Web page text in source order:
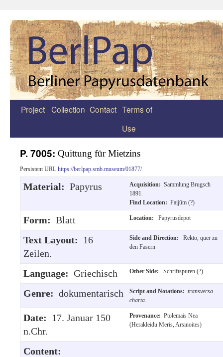
Zum
Project Collection Contact Terms of
Use
P. 7005: Quittung für Mietzins
Persistent URL https://berlpap.smb.museum/01877/
Material: Papyrus Acquisition: Sammlung Brugsch
1891.
Find Location: Faijûm (?)
Form: Blatt Location: Papyrusdepot
Text Layout: 16
Zeilen.
Side and Direction:
Rekto, quer zu
den Fasern
Language: Griechisch Other Side: Schriftspuren (?)
Genre: dokumentarisch Script and Notations: transversa
charta
Date: 17. Januar 150
n.Chr.
Provenance: Ptolemais Nea
(Herakleidu Meris, Arsinoites)
Content: